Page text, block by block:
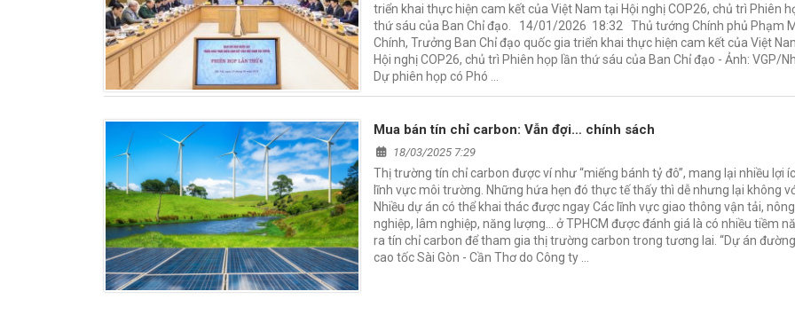
triển khai thực hiện cam kết của Việt Nam tại Hội nghị COP26, chủ trì Phiên
thứ sáu của Ban Chỉ đạo. 14/01/2026 18:32 Thủ tướng Chính phủ Phạm
Chính, Trưởng Ban Chỉ đạo quốc gia triển khai thực hiện cam kết của Việt
Hội nghị COP26, chủ trì Phiên họp lần thứ sáu của Ban Chỉ đạo - Ảnh: VGP/
Dự phiên họp có Phó …
Mua bán tín chỉ carbon: Vẫn đợi… chính sách
18/03/2025 7:29
Thị trường tín chỉ carbon được ví như “miếng bánh tỷ đô”, mang lại nhiều lợi
lĩnh vực môi trường. Những hứa hẹn đó thực tế thấy thì dễ nhưng lại không
Nhiều dự án có thể khai thác được ngay Các lĩnh vực giao thông vận tải, nông
nghiệp, lâm nghiệp, năng lượng… ở TPHCM được đánh giá là có nhiều tiềm
ra tín chỉ carbon để tham gia thị trường carbon trong tương lai. “Dự án
cao tốc Sài Gòn - Cần Thơ do Công ty …